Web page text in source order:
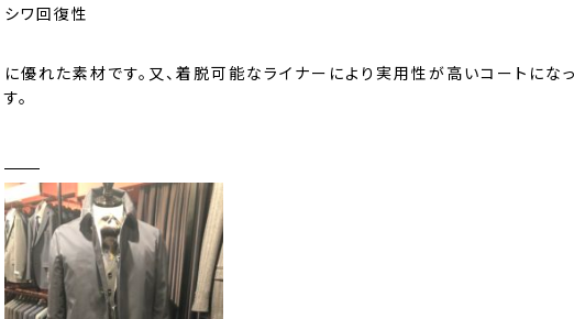
シワ回復性
に優れた素材です。又、着脱可能なライナーにより実用性が高いコートにな
す。